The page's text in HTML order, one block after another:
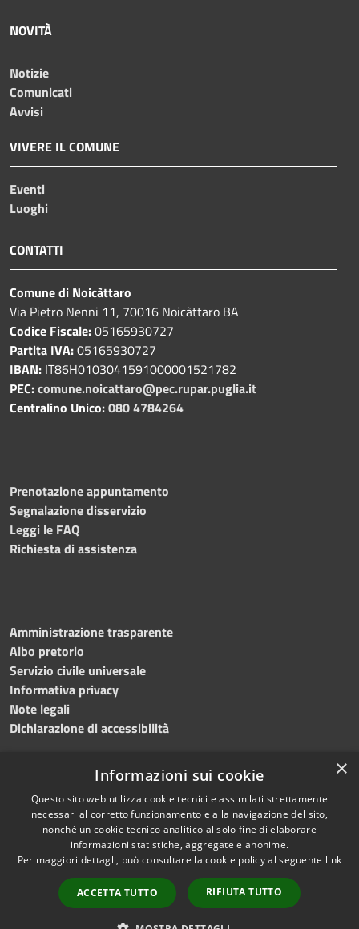
NOVITÀ
Notizie
Comunicati
Avvisi
VIVERE IL COMUNE
Eventi
Luoghi
CONTATTI
Comune di Noicàttaro
Via Pietro Nenni 11, 70016 Noicàttaro BA
Codice Fiscale:05165930727
Partita IVA:05165930727
IBAN: IT86H0103041591000001521782
PEC:comune.noicattaro@pec.rupar.puglia.it
Centralino Unico:080 4784264
Prenotazione appuntamento
Segnalazione disservizio
Leggi le FAQ
Richiesta di assistenza
Amministrazione trasparente
Albo pretorio
Servizio civile universale
Informativa privacy
Note legali
Dichiarazione di accessibilità
RSS
Accessibilità
Cookie
Mappa del sito
Difensore civico
Copyright © 2023 •
Comune di Noicàttaro
Powered byMunicipium
Redazione•Portale
dipendente
WebMail Dipendenti
×
Informazioni sui cookie
Questo sito web utilizza cookie tecnici e assimilati strettamente
necessari al corretto funzionamento e alla navigazione del sito,
nonché un cookie tecnico analitico al solo fine di elaborare
informazioni statistiche, aggregate e anonime.
Per maggiori dettagli, può consultare la cookie policy al seguente link
ACCETTA TUTTO RIFIUTA TUTTO